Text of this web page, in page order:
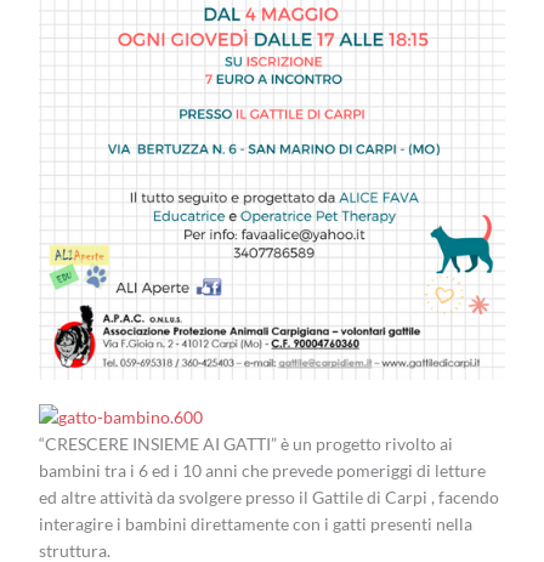
“CRESCERE INSIEME AI GATTI” è un progetto rivolto ai
bambini tra i 6 ed i 10 anni che prevede pomeriggi di letture
ed altre attività da svolgere presso il Gattile di Carpi , facendo
interagire i bambini direttamente con i gatti presenti nella
struttura.